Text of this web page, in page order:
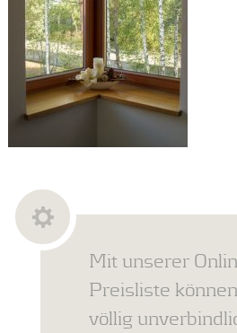
Mit unserer
Preisliste
völlig